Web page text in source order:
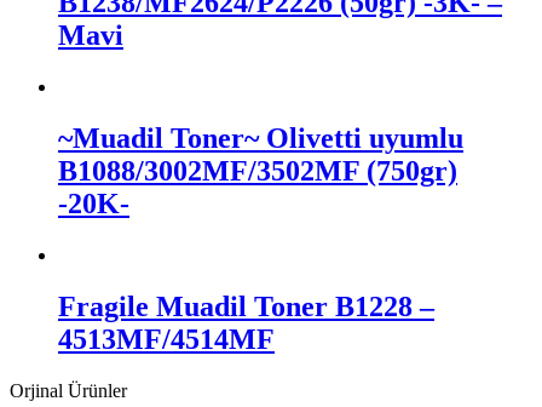
Mavi
~Muadil Toner~ Olivetti uyumlu
B1088/3002MF/3502MF (750gr)
-20K-
Fragile Muadil Toner B1228 –
4513MF/4514MF
Orjinal Ürünler